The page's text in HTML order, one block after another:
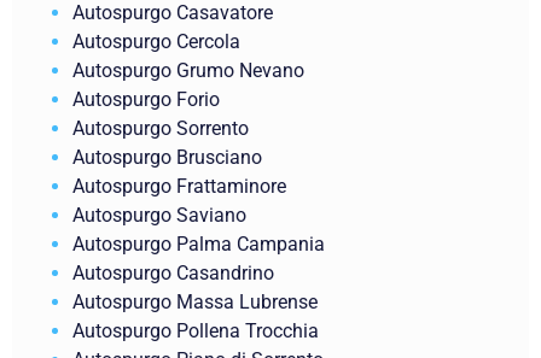
Autospurgo Casavatore
Autospurgo Cercola
Autospurgo Grumo Nevano
Autospurgo Forio
Autospurgo Sorrento
Autospurgo Brusciano
Autospurgo Frattaminore
Autospurgo Saviano
Autospurgo Palma Campania
Autospurgo Casandrino
Autospurgo Massa Lubrense
Autospurgo Pollena Trocchia